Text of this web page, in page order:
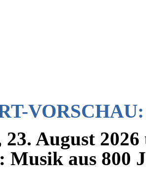
VORSCHAU:
23. August
Musik aus 800